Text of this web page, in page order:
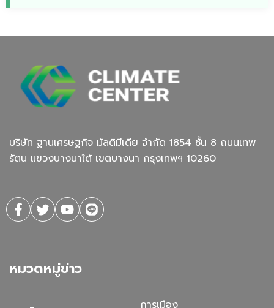
บริษัท ฐานเศรษฐกิจ มัลติมีเดีย จํากัด 1854 ชั้น 8 ถนนเทพ
รัตน แขวงบางนาใต้ เขตบางนา กรุงเทพฯ 10260
หมวดหมู่ข่าว
การเมือง